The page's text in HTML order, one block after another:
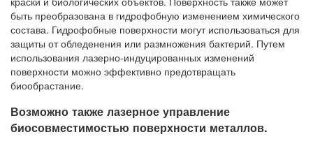
быть преобразована в гидрофобную изменением химического
состава. Гидрофобные поверхности могут использоваться для
защиты от обледенения или размножения бактерий. Путем
использования лазерно-индуцированных изменений
поверхности можно эффективно предотвращать
биообрастание.
Возможно также лазерное управление
биосовместимостью поверхности металлов.